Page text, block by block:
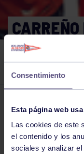
Consentimiento
Esta página web
Las cookies de este
el contenido y los
sociales y analizar
CARREÑO
DE
El grupo